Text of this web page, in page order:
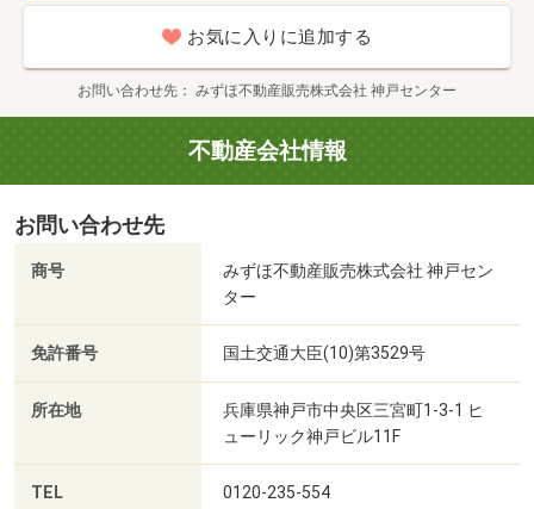
お気に入りに追加する
お問い合わせ先 みずほ不動産販売株式会社 神戸センター
不動産会社情報
お問い合わせ先
商号
みずほ不動産販売株式会社 神戸セン
ター
免許番号 国土交通大臣(10)第3529号
所在地
兵庫県神戸市中央区三宮町1-3-1 ヒ
ューリック神戸ビル11F
TEL 0120-235-554